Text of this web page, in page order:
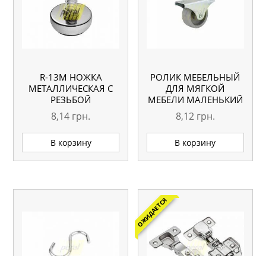
R-13M НОЖКА
МЕТАЛЛИЧЕСКАЯ С
РЕЗЬБОЙ
8,14 грн.
В корзину
РОЛИК МЕБЕЛЬНЫЙ
ДЛЯ МЯГКОЙ
МЕБЕЛИ МАЛЕНЬКИЙ
8,12 грн.
В корзину
ОЖИДАЕТСЯ